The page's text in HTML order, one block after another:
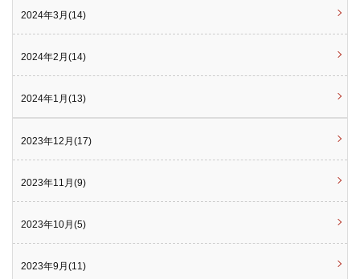
2024年3月(14)
2024年2月(14)
2024年1月(13)
2023年12月(17)
2023年11月(9)
2023年10月(5)
2023年9月(11)